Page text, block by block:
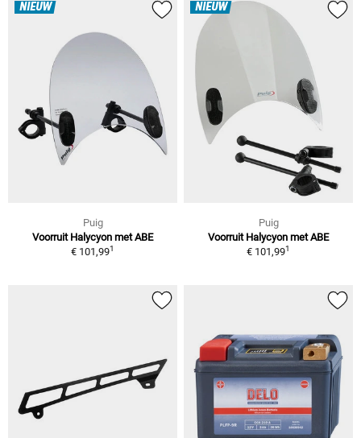
NIEUW
Puig
Voorruit Halycyon met ABE
€ 101,991
NIEUW
Puig
Voorruit Halycyon met ABE
€ 101,991